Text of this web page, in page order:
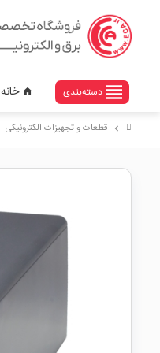
view_headline دسته‌بندی home خانه
chevron_right قطعات و تجهیزات الکترونیکی